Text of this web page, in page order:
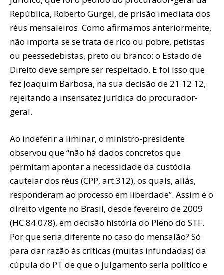
República, Roberto Gurgel, de prisão imediata dos
réus mensaleiros. Como afirmamos anteriormente,
não importa se se trata de rico ou pobre, petistas
ou peessedebistas, preto ou branco: o Estado de
Direito deve sempre ser respeitado. E foi isso que
fez Joaquim Barbosa, na sua decisão de 21.12.12,
rejeitando a insensatez jurídica do procurador-
geral.
Ao indeferir a liminar, o ministro-presidente
observou que “não há dados concretos que
permitam apontar a necessidade da custódia
cautelar dos réus (CPP, art.312), os quais, aliás,
responderam ao processo em liberdade”. Assim é o
direito vigente no Brasil, desde fevereiro de 2009
(HC 84.078), em decisão história do Pleno do STF.
Por que seria diferente no caso do mensalão? Só
para dar razão às críticas (muitas infundadas) da
cúpula do PT de que o julgamento seria político e